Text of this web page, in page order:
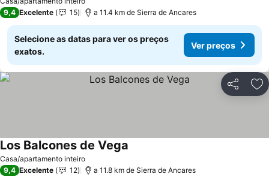
9,4 Excelente 15 a 11.4 km de Sierra de Ancares
Selecione as datas para ver os preços
exatos.
Ver preços
Partilhar
Casa/apartamento inteiro
Los Balcones de Vega
9,4 Excelente 12 a 11.8 km de Sierra de Ancares